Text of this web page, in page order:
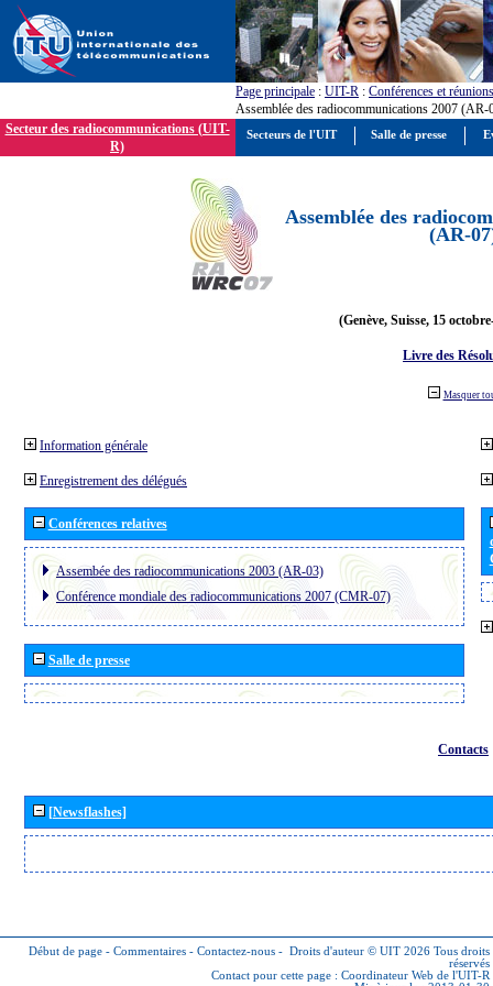
Page principale : UIT-R : Conférences et réunions
Assemblée des radiocommunications 2007 (AR-
Secteur des radiocommunications (UIT-
R)
Assemblée des
(AR-
(Genève, Suisse, 15
Livre des
Masquer
Information générale
Enregistrement des délégués
Conférences relatives
Assembée des radiocommunications 2003 (AR-03)
Conférence mondiale des radiocommunications 2007 (CMR-07)
Salle de presse
Contacts
[Newsflashes]
Début de page - Commentaires - Contactez-nous - Droits d'auteur © UIT 2026 Tous droits
réservés
Contact pour cette page : Coordinateur Web de l'UIT-R
Secteurs de l'UIT Salle de presse